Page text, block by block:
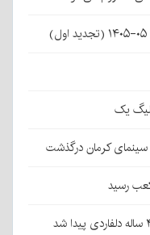
یک
سینمای کرمان درگذشت